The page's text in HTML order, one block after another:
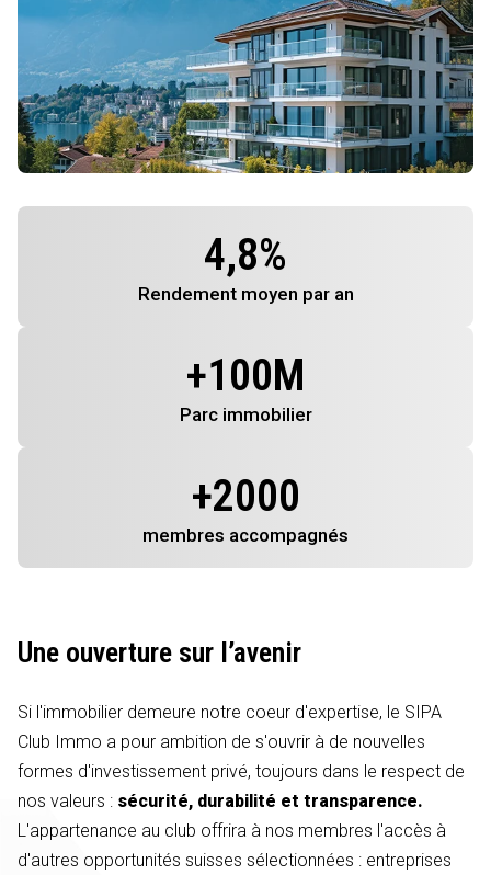
4,8%
Rendement moyen par an
+100M
Parc immobilier
+2000
membres accompagnés
Une ouverture sur l’avenir
Si l'immobilier demeure notre coeur d'expertise, le SIPA
Club Immo a pour ambition de s'ouvrir à de nouvelles
formes d'investissement privé, toujours dans le respect de
nos valeurs : sécurité, durabilité et transparence.
L'appartenance au club offrira à nos membres l'accès à
d'autres opportunités suisses sélectionnées : entreprises